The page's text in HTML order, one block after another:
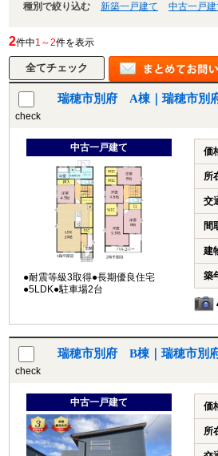
種別で絞り込む 新築一戸建て 中古一戸建
2件中1～2件を表示
check
瑞穂市別府 A棟｜瑞穂市別
中古一戸建て
●耐震等級3取得●長期優良住宅
●5LDK●駐車場2台
価
所
交
間
建
築
check
瑞穂市別府 B棟｜瑞穂市別
中古一戸建て 価
所